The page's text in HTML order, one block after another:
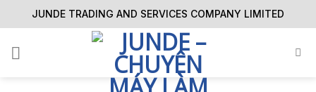
to
JUNDE TRADING AND SERVICES COMPANY LIMITED